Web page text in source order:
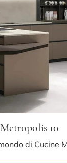
Metropolis 10